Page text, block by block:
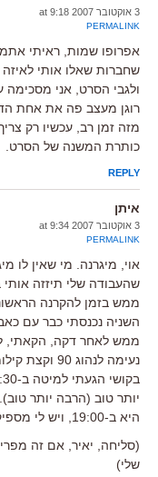
3 אוקטובר 2007 at 9:18
PERMALINK
שחברות שאלו אותי
ולגבי הסרט, אני
רוגן מעצב פה את אחת
מזה זמן רב, עכשיו רק
כותרת המשנה של הסרט.
REPLY
איתן
3 אוקטובר 2007 at 9:34
PERMALINK
אוי, מיגרנה. מי שאין לו
שהעבודה שלי תיזזה
השניה נכנסתי כבר עם
ממש לאחר דקה, הקאתי,
נעימה
יותר טוב (הרבה יותר
היא ב-19:00, ויש לי מספיק זמן להתאושש.
(סליחה, יאיר, אם זה
שלי)